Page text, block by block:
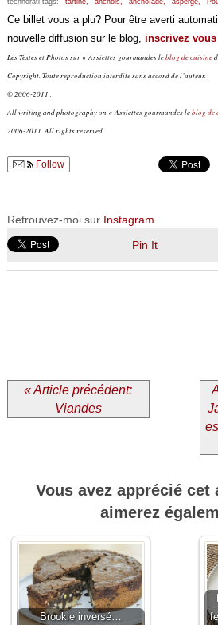
technorati tags: tartine, anchois, anchoïade, asperge,
Ce billet vous a plu? Pour être averti
nouvelle diffusion sur le blog, inscrivez
Les Textes et Photos sur « Assiettes gourmandes leblog de cuisine
Copyright. Toute reproduction interdite sans accord de l’auteur.
© 2006-2011 .
All writing and photography on « Assiettes gourmandes leblog de
2006-2011. All rights reserved.
Follow
Retrouvez-moi sur Instagram
Pin It
« Article précédent:
Viandes
Vous avez apprécié cet
aimerez
Brookie inversé…